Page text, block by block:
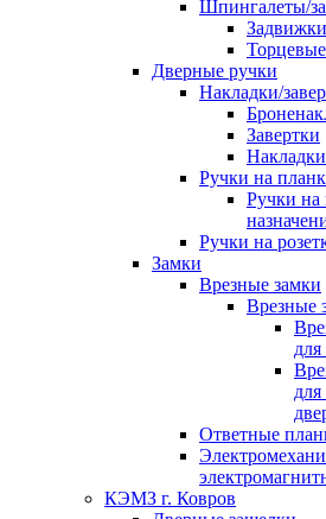
Шпингалеты/
Дверные ручки
Накладки/
Завертки
Накладки
Ручки на
Ручки на
Ручки на
Замки
Врезные замки
Врезные
Ответные
КЭМЗ г. Ковров